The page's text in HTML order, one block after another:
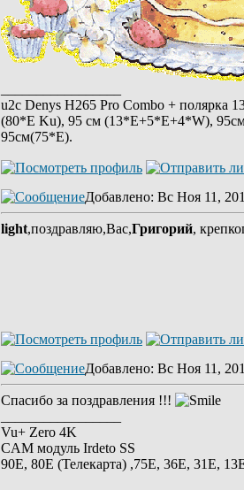
u2c Denys H265 Pro Combo + полярка
(80*E Ku), 95 см (13*E+5*E+4*W),
95см(75*Е).
Добавлено: Вс Ноя 11,
light,поздравляю,Вас,Григорий,
Добавлено: Вс Ноя 11,
Спасибо за поздравления !!!
Vu+ Zero 4K
CAM модуль Irdeto SS
90E, 80E (Телекарта) ,75Е, 36Е, 31E,